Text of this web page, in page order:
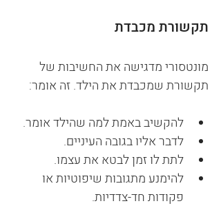
תקשורת מכבדת
מונטסורי מדגישה את החשיבות של
תקשורת שמכבדת את הילד. זה אומר:
להקשיב באמת למה שהילד אומר.
לדבר אליו בגובה העיניים.
לתת לו זמן לבטא את עצמו.
להימנע מתגובות שיפוטיות או
פקודות חד-צדדיות.